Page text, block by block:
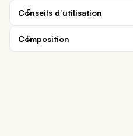
Conseils d’utilisation
Composition